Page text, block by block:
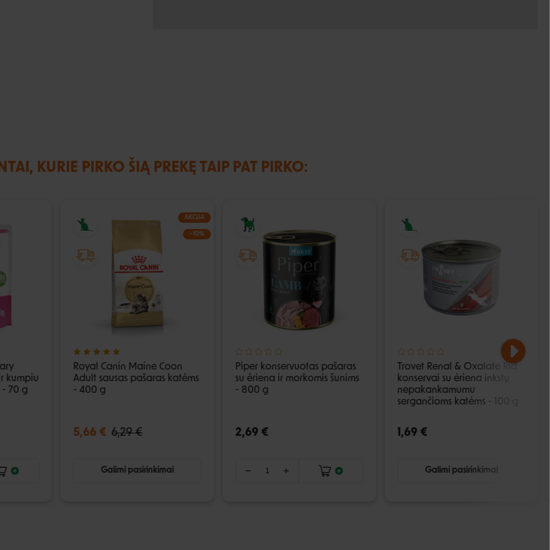
KURIE PIRKO ŠIĄ PREKĘ TAIP PAT PIRKO:
kumpiu
70 g
AKCIJA
−10%
Royal Canin Maine Coon
Adult sausas pašaras katėms
- 400 g
5,66 € 6,29 €
Galimi pasirinkimai
Piper konservuotas pašaras
su ėriena ir morkomis šunims
- 800 g
2,69 €
Trovet Renal & Oxalate Rid
konservai su ėriena inkstų
nepakankamumu
sergančioms katėms - 100 g
1,69 €
Galimi pasirinkimai